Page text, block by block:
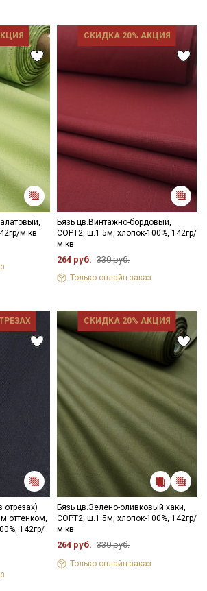
м.кв
СКИДКА 20% АКЦИЯ
Бязь цв.Винтажно-бордовый,
СОРТ2, ш.1.5м, хлопок-100%, 142гр/
м.кв
264 руб. 330 руб.
Только онлайн-заказ
отрезах)
оттенком,
142гр/
СКИДКА 20% АКЦИЯ
Бязь цв.Зелено-оливковый хаки,
СОРТ2, ш.1.5м, хлопок-100%, 142гр/
м.кв
264 руб. 330 руб.
Только онлайн-заказ
категории тканей
Подписаться
Политикой обработки персональных
Согласие на обработку персональных
на получение рекламных и
рассылок